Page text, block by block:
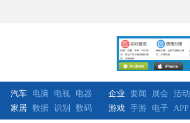
汽车 电脑 电视
电器
家居 数据 识别 数码
企业 要闻 展会
活动
游戏 手游 电子 APP